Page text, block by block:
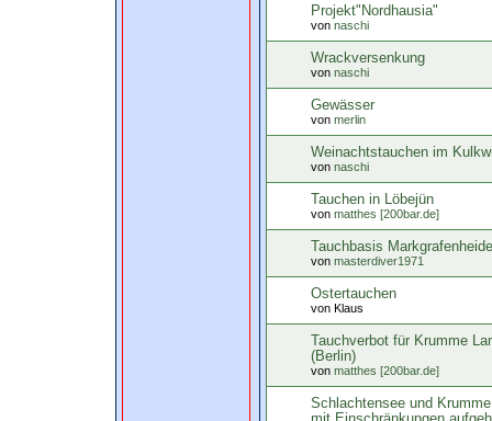
Projekt"Nordhausia"
von naschi
Wrackversenkung
von naschi
Gewässer
von merlin
Weinachtstauchen im
von naschi
Tauchen in Löbejün
von matthes [200bar.de]
Tauchbasis
von masterdiver1971
Ostertauchen
von Klaus
Tauchverbot für Krumme
(Berlin)
von matthes [200bar.de]
Schlachtensee und